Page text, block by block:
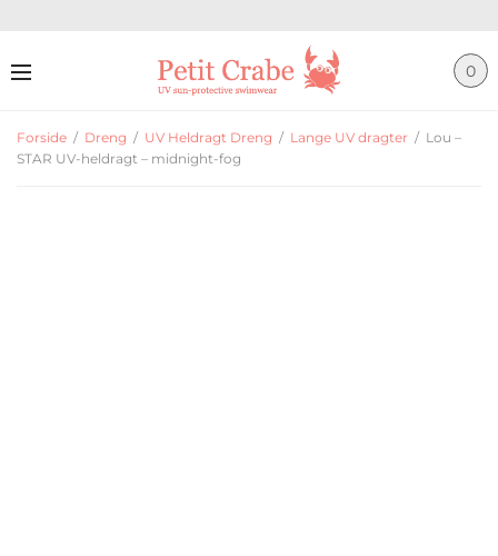
0
Forside / Dreng / UV Heldragt Dreng / Lange UV dragter / Lou –
STAR UV-heldragt – midnight-fog